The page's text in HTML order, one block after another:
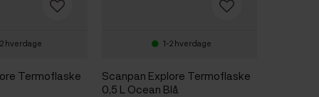
hverdage
Termoflaske
1-2 hverdage
Scanpan Explore Termoflaske
0,5 L Ocean Blå